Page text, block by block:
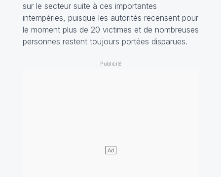
sur le secteur suite à ces importantes
intempéries, puisque les autorités recensent pour
le moment plus de 20 victimes et de nombreuses
personnes restent toujours portées disparues.